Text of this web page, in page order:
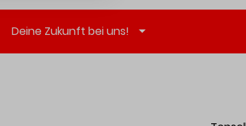
Deine Zukunft bei uns!